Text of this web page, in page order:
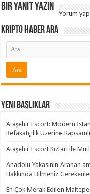
Bir yanıt yazın
Yorum
Kripto Haber ARA
Yeni Başlıklar
Ataşehir Escort: Modern
Refakatçilik Üzerine Kapsamlı
Ataşehir Escort Kızları ile
Anadolu Yakasının Aranan
Hakkında Bilmeniz
En Çok Merak Edilen